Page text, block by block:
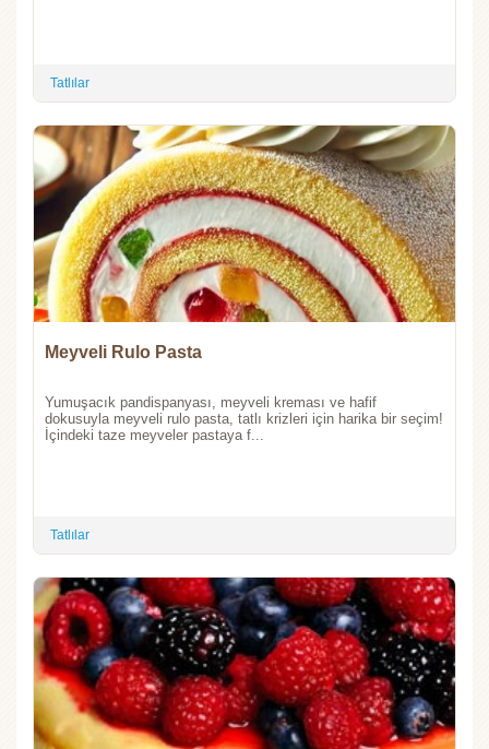
Tatlılar
Meyveli Rulo Pasta
Yumuşacık pandispanyası, meyveli kreması ve hafif
dokusuyla meyveli rulo pasta, tatlı krizleri için harika bir seçim!
İçindeki taze meyveler pastaya f...
Tatlılar